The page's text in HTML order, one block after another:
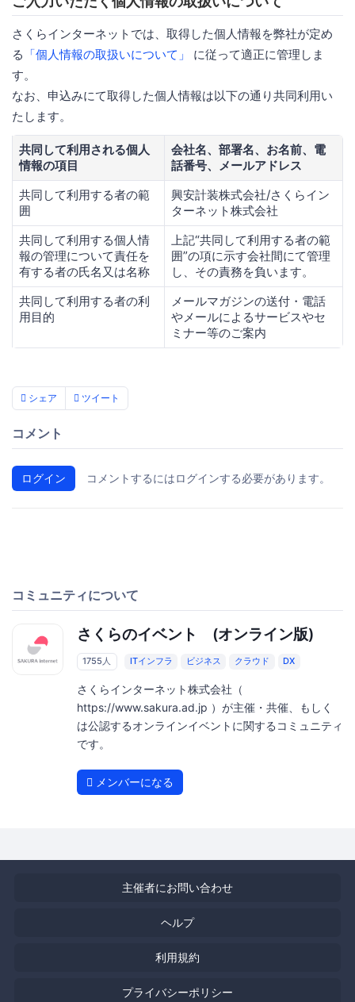
さくらインターネットでは、取得した個人情報を弊社が定め
る 「個人情報の取扱いについて」
に従って適正に管理しま
す。
なお、申込みにて取得した個人情報は以下の通り共同利用い
たします。
共同して利用される個人
情報の項目
会社名、部署名、お名前、電
話番号、メールアドレス
共同して利用する者の範
囲
興安計装株式会社/さくらイン
ターネット株式会社
共同して利用する個人情
報の管理について責任を
有する者の氏名又は名称
上記“共同して利用する者の範
囲”の項に示す会社間にて管理
し、その責務を負います。
共同して利用する者の利
用目的
メールマガジンの送付・電話
やメールによるサービスやセ
ミナー等のご案内
シェア ツイート
コメント
ログイン コメントするにはログインする必要があります。
コミュニティについて
さくらのイベント (オンライン版)
1755人 ITインフラ ビジネス クラウド DX
さくらインターネット株式会社（
https://www.sakura.ad.jp ）が主催・共催、もしく
は公認するオンラインイベントに関するコミュニティ
です。
メンバーになる
主催者にお問い合わせ
ヘルプ
利用規約
プライバシーポリシー